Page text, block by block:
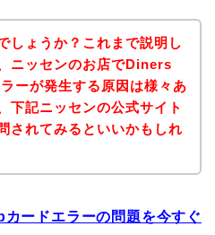
しょうか？これまで説明し
ニッセンのお店でDiners
ーが発生する原因は様々あ
下記ニッセンの公式サイト
されてみるといいかもしれ
ードエラーの問題を今すぐ